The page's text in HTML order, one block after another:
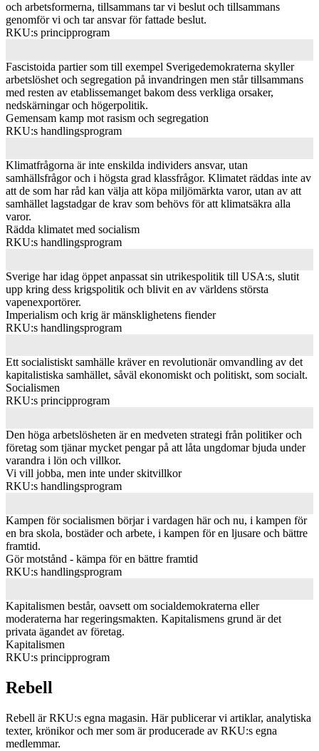
och arbetsformerna, tillsammans tar vi beslut och tillsammans
genomför vi och tar ansvar för fattade beslut.
RKU:s principprogram
Fascistoida partier som till exempel Sverigedemokraterna skyller
arbetslöshet och segregation på invandringen men står tillsammans
med resten av etablissemanget bakom dess verkliga orsaker,
nedskärningar och högerpolitik.
Gemensam kamp mot rasism och segregation
RKU:s handlingsprogram
Klimatfrågorna är inte enskilda individers ansvar, utan
samhällsfrågor och i högsta grad klassfrågor. Klimatet räddas inte av
att de som har råd kan välja att köpa miljömärkta varor, utan av att
samhället lagstadgar de krav som behövs för att klimatsäkra alla
varor.
Rädda klimatet med socialism
RKU:s handlingsprogram
Sverige har idag öppet anpassat sin utrikespolitik till USA:s, slutit
upp kring dess krigspolitik och blivit en av världens största
vapenexportörer.
Imperialism och krig är mänsklighetens fiender
RKU:s handlingsprogram
Ett socialistiskt samhälle kräver en revolutionär omvandling av det
kapitalistiska samhället, såväl ekonomiskt och politiskt, som socialt.
Socialismen
RKU:s principprogram
Den höga arbetslösheten är en medveten strategi från politiker och
företag som tjänar mycket pengar på att låta ungdomar bjuda under
varandra i lön och villkor.
Vi vill jobba, men inte under skitvillkor
RKU:s handlingsprogram
Kampen för socialismen börjar i vardagen här och nu, i kampen för
en bra skola, bostäder och arbete, i kampen för en ljusare och bättre
framtid.
Gör motstånd - kämpa för en bättre framtid
RKU:s handlingsprogram
Kapitalismen består, oavsett om socialdemokraterna eller
moderaterna har regeringsmakten. Kapitalismens grund är det
privata ägandet av företag.
Kapitalismen
RKU:s principprogram
Rebell
Rebell är RKU:s egna magasin. Här publicerar vi artiklar, analytiska
texter, krönikor och mer som är producerade av RKU:s egna
medlemmar.